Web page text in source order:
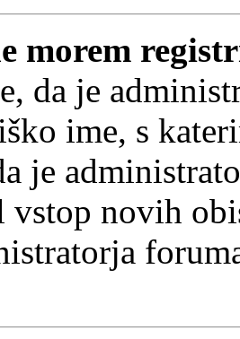
morem
da je
ime, s
je
vstop novih